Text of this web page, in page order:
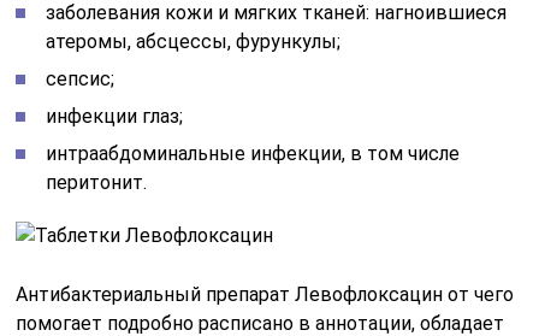
заболевания кожи и мягких тканей: нагноившиеся
атеромы, абсцессы, фурункулы;
сепсис;
инфекции глаз;
интраабдоминальные инфекции, в том числе
перитонит.
Антибактериальный препарат Левофлоксацин от чего
помогает подробно расписано в аннотации, обладает